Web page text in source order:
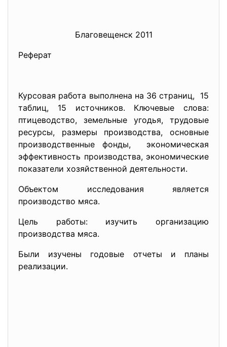
Благовещенск 2011
Реферат
Курсовая работа выполнена на 36 страниц, 15
таблиц, 15 источников. Ключевые слова:
птицеводство, земельные угодья, трудовые
ресурсы, размеры производства, основные
производственные фонды, экономическая
эффективность производства, экономические
показатели хозяйственной деятельности.
Объектом исследования является
производство мяса.
Цель работы: изучить организацию
производства мяса.
Были изучены годовые отчеты и планы
реализации.